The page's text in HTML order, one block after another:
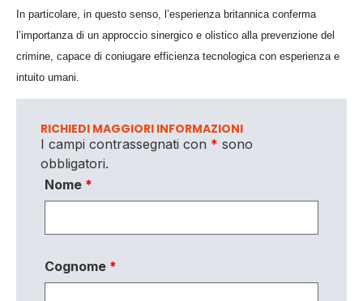
In particolare, in questo senso, l’esperienza britannica conferma
l’importanza di un approccio sinergico e olistico alla prevenzione del
crimine, capace di coniugare efficienza tecnologica con esperienza e
intuito umani.
RICHIEDI MAGGIORI INFORMAZIONI
I campi contrassegnati con * sono
obbligatori.
Nome *
Cognome *